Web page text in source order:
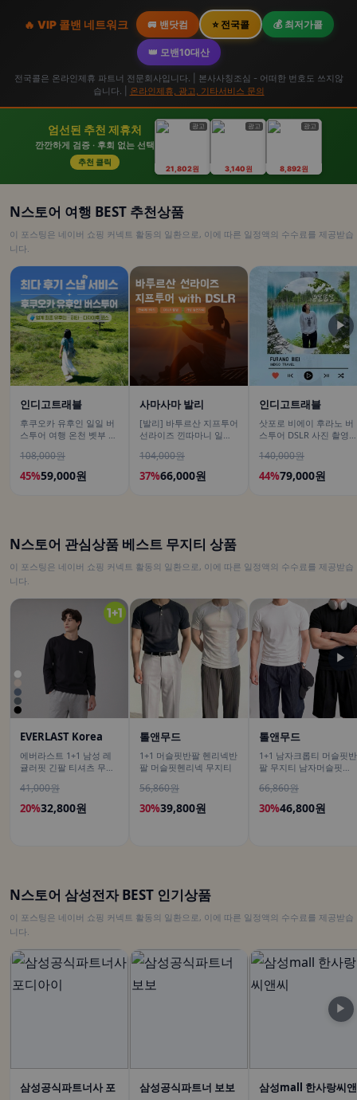
🔥 VIP 콜밴 네트워크 🚐 밴닷컴 ⭐ 전국콜 💰 최저가콜
👑 모밴10대산
전국콜은 온라인제휴 파트너 전문회사입니다. | 본사사칭조심 - 어떠한 번호도 쓰지않
습니다. |
온라인제휴, 광고, 기타서비스 문의
엄선된 추천 제휴처
깐깐하게 검증 · 후회 없는 선택
추천 클릭
광고
21,802원
광고
3,140원
광고
8,892원
N스토어 여행 BEST 추천상품
이 포스팅은 네이버 쇼핑 커넥트 활동의 일환으로, 이에 따른 일정액의 수수료를 제공받습
니다.
인디고트래블
후쿠오카 유후인 일일 버
스투어 여행 온천 벳부 유
108,000원
45%59,000원
사마사마 발리
[발리] 바투르산 지프투어
선라이즈 낀따마니 일출
택시투어
104,000원
37%66,000원
인디고트래블
삿포로 비에이 후라노 버
스투어 DSLR 사진 촬영
140,000원
44%79,000원
▶
N스토어 관심상품 베스트 무지티 상품
이 포스팅은 네이버 쇼핑 커넥트 활동의 일환으로, 이에 따른 일정액의 수수료를 제공받습
니다.
EVERLAST Korea
에버라스트 1+1 남성 레
귤러핏 긴팔 티셔츠 무지
41,000원
20%32,800원
톨앤무드
1+1 머슬핏반팔 헨리넥반
팔 머슬핏헨리넥 무지티
56,860원
30%39,800원
톨앤무드
1+1 남자크롭티 머슬핏반
팔 무지티 남자머슬핏반
66,860원
30%46,800원
▶
N스토어 삼성전자 BEST 인기상품
이 포스팅은 네이버 쇼핑 커넥트 활동의 일환으로, 이에 따른 일정액의 수수료를 제공받습
니다.
삼성공식파트너사 포
삼성공식파트너 보보
삼성mall 한사랑씨앤
▶